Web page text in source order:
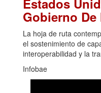
Estados
Gobierno
La hoja de ruta
el sostenimiento de
interoperabilidad y la
Infobae